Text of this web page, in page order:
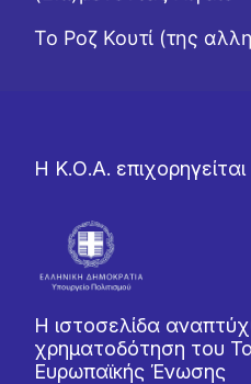
Το Ροζ Κουτί (της
Η Κ.Ο.Α.
Η ιστοσελίδα
χρηματοδότηση του
Ευρωπαϊκής Ένωσης